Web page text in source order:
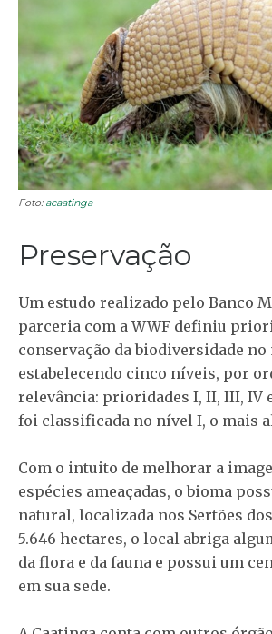
Foto: acaatinga
Preservação
Um estudo realizado pelo Banco
parceria com a WWF definiu
conservação da biodiversidade no
estabelecendo cinco níveis, por
relevância: prioridades I, II, III, IV
foi classificada no nível I, o mais
Com o intuito de melhorar a
espécies ameaçadas, o bioma
natural, localizada nos Sertões
5.646 hectares, o local abriga
da flora e da fauna e possui um
em sua sede.